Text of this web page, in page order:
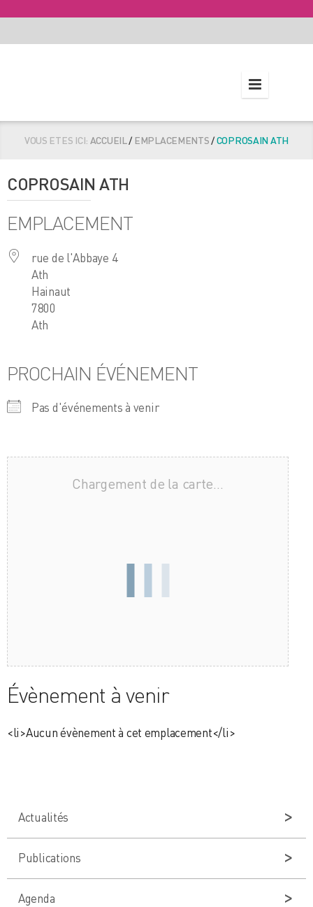
VOUS ETES ICI: ACCUEIL/EMPLACEMENTS/COPROSAIN ATH
COPROSAIN ATH
EMPLACEMENT
rue de l'Abbaye 4
Ath
Hainaut
7800
Ath
PROCHAIN ÉVÉNEMENT
Pas d'événements à venir
Chargement de la carte…
Évènement à venir
<li>Aucun évènement à cet emplacement</li>
Actualités
Publications
Agenda